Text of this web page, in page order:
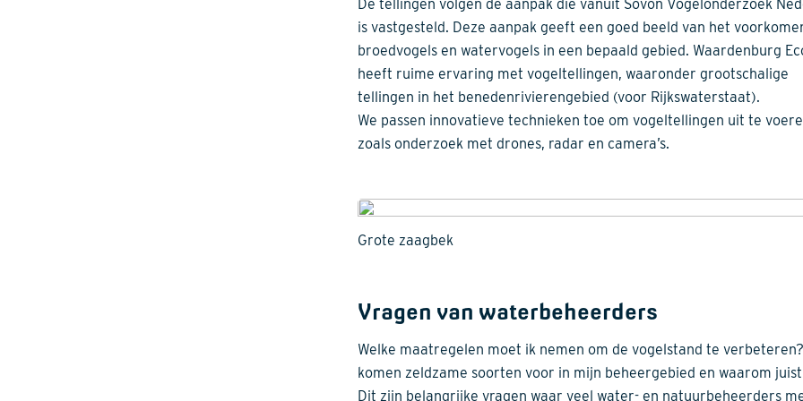
De tellingen volgen de aanpak die vanuit Sovon Vogelonderzoek
is vastgesteld. Deze aanpak geeft een goed beeld van het
broedvogels en watervogels in een bepaald gebied. Waardenburg
heeft ruime ervaring met vogeltellingen, waaronder grootschalige
tellingen in het benedenrivierengebied (voor Rijkswaterstaat).
We passen innovatieve technieken toe om vogeltellingen uit te
zoals onderzoek met drones, radar en camera’s.
Grote zaagbek
Vragen van waterbeheerders
Welke maatregelen moet ik nemen om de vogelstand te
komen zeldzame soorten voor in mijn beheergebied en waarom
Dit zijn belangrijke vragen waar veel water- en natuurbeheerders